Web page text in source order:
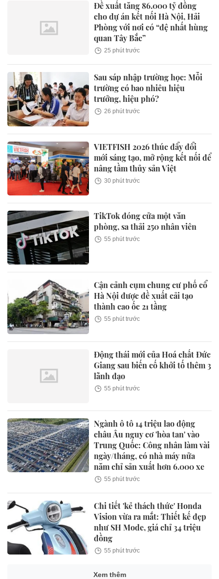
Đề xuất tăng 86.000 tỷ đồng
cho dự án kết nối Hà Nội, Hải
Phòng với nơi có “đệ nhất hùng
quan Tây Bắc”
25 phút trước
Sau sáp nhập trường học: Mỗi
trường có bao nhiêu hiệu
trưởng, hiệu phó?
26 phút trước
VIETFISH 2026 thúc đẩy đổi
mới sáng tạo, mở rộng kết nối để
nâng tầm thủy sản Việt
30 phút trước
TikTok đóng cửa một văn
phòng, sa thải 250 nhân viên
55 phút trước
Cận cảnh cụm chung cư phố cổ
Hà Nội được đề xuất cải tạo
thành cao ốc 21 tầng
55 phút trước
Động thái mới của Hoá chất Đức
Giang sau biến cố khởi tố thêm 3
lãnh đạo
55 phút trước
Ngành ô tô 14 triệu lao động
châu Âu nguy cơ 'hòa tan' vào
Trung Quốc: Công nhân làm vài
ngày/tháng, có nhà máy nửa
năm chỉ sản xuất hơn 6.000 xe
55 phút trước
Chi tiết 'kẻ thách thức' Honda
Vision vừa ra mắt: Thiết kế đẹp
như SH Mode, giá chỉ 34 triệu
đồng
55 phút trước
Xem thêm